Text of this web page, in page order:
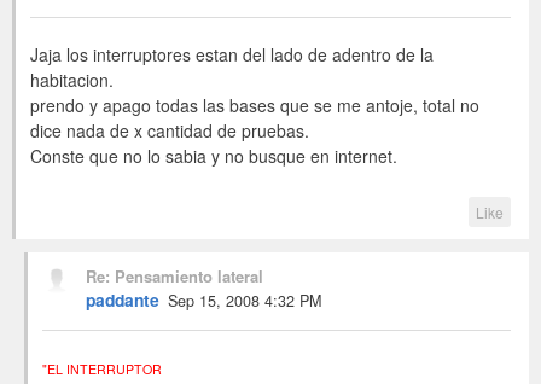
Jaja los interruptores estan del lado de adentro de la
habitacion.
prendo y apago todas las bases que se me antoje, total no
dice nada de x cantidad de pruebas.
Conste que no lo sabia y no busque en internet.
Like
Re: Pensamiento lateral
paddante Sep 15, 2008 4:32 PM
"EL INTERRUPTOR